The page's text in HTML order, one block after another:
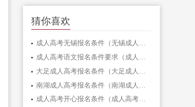
猜你喜欢
成人高考开心报名条件（成人高考开心报名条件揭秘！）